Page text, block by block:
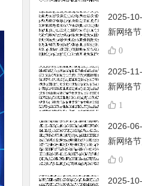
韩国|新
…
2025-
新网络
不定期
韩国|新
…
0
2025-
新网络
不定期
韩国|新
…
1
2026-
新网络
不定期
0
2025-